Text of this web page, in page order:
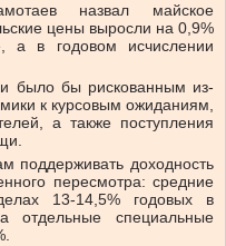
назвал майское
цены выросли на 0,9%
в годовом исчислении
было бы рискованным из-
к курсовым ожиданиям,
а также поступления
поддерживать доходность
пересмотра: средние
13-14,5% годовых в
отдельные специальные